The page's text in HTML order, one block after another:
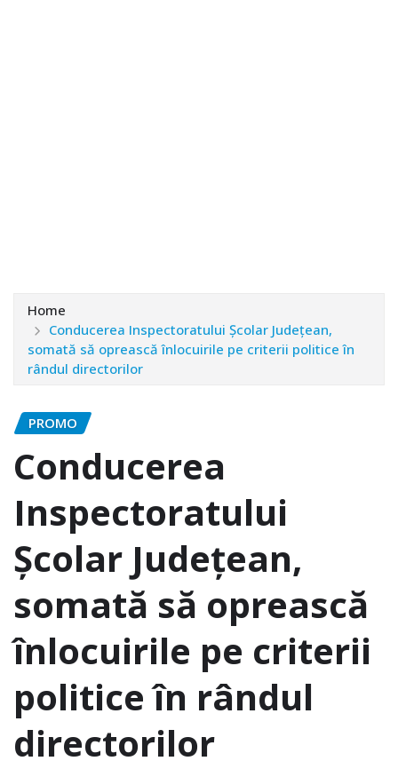
Home
Conducerea Inspectoratului Şcolar Judeţean,
somată să oprească înlocuirile pe criterii politice în
rândul directorilor
PROMO
Conducerea
Inspectoratului
Şcolar Judeţean,
somată să oprească
înlocuirile pe criterii
politice în rândul
directorilor